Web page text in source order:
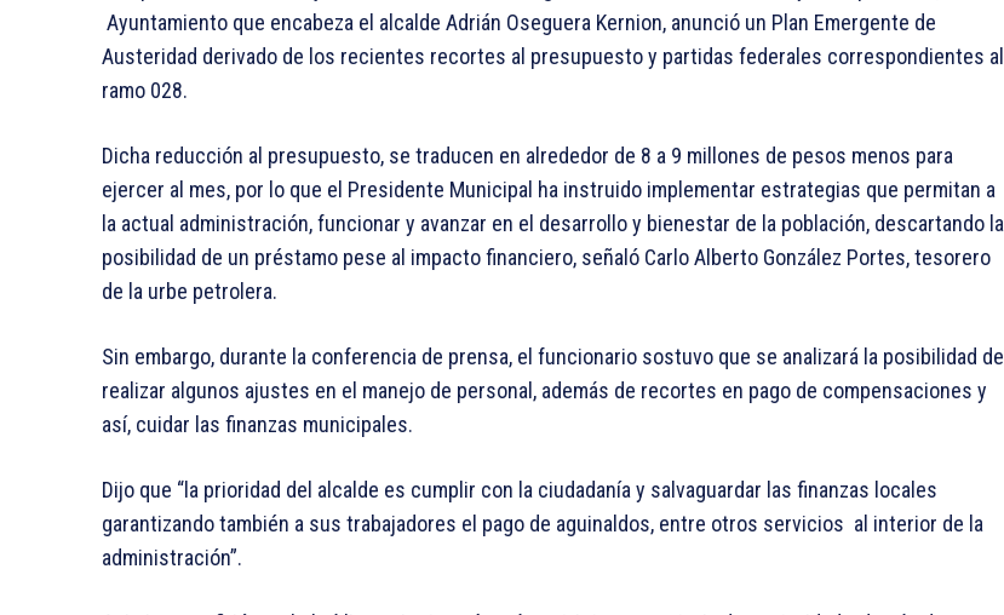
Ayuntamiento que encabeza el alcalde Adrián Oseguera Kernion, anunció un Plan Emergente de
Austeridad derivado de los recientes recortes al presupuesto y partidas federales correspondientes al
ramo 028.
Dicha reducción al presupuesto, se traducen en alrededor de 8 a 9 millones de pesos menos para
ejercer al mes, por lo que el Presidente Municipal ha instruido implementar estrategias que permitan a
la actual administración, funcionar y avanzar en el desarrollo y bienestar de la población, descartando la
posibilidad de un préstamo pese al impacto financiero, señaló Carlo Alberto González Portes, tesorero
de la urbe petrolera.
Sin embargo, durante la conferencia de prensa, el funcionario sostuvo que se analizará la posibilidad de
realizar algunos ajustes en el manejo de personal, además de recortes en pago de compensaciones y
así, cuidar las finanzas municipales.
Dijo que “la prioridad del alcalde es cumplir con la ciudadanía y salvaguardar las finanzas locales
garantizando también a sus trabajadores el pago de aguinaldos, entre otros servicios al interior de la
administración”.